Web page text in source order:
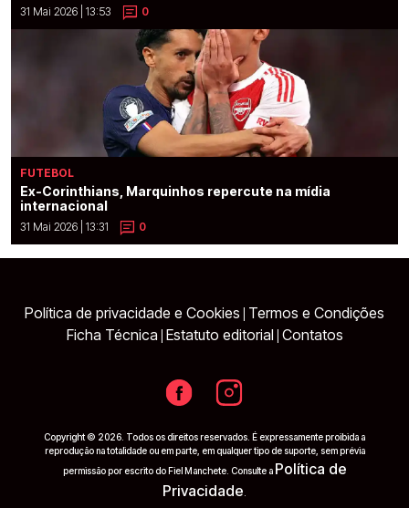
31 Mai 2026 | 13:53 0
FUTEBOL
Ex-Corinthians, Marquinhos repercute na mídia
internacional
31 Mai 2026 | 13:31 0
Política de privacidade e Cookies Termos e Condições
Ficha Técnica Estatuto editorial Contatos
Copyright © 2026. Todos os direitos reservados. É expressamente proibida a
reprodução na totalidade ou em parte, em qualquer tipo de suporte, sem prévia
permissão por escrito do Fiel Manchete. Consulte a Política de
Privacidade